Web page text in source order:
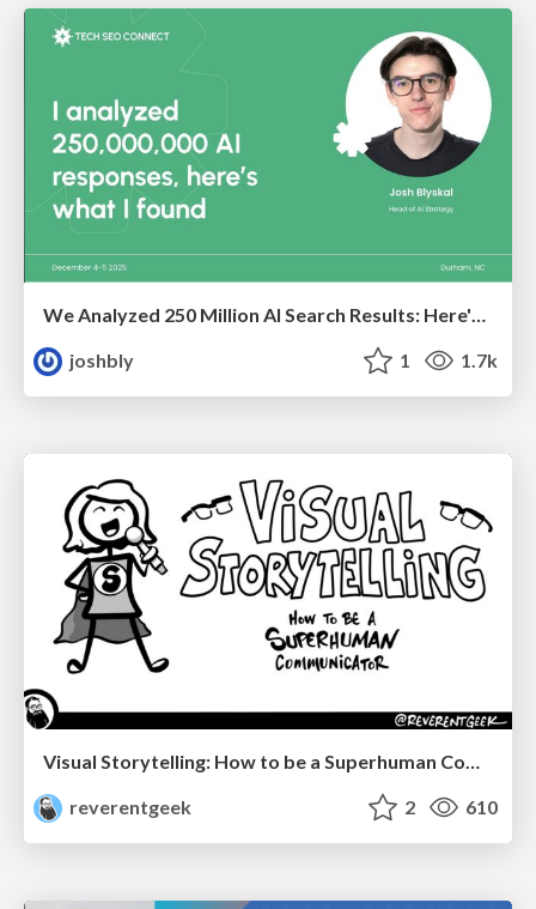
We Analyzed 250 Million AI Search Results: Here's What I Found
joshbly
1 1.7k
reverentgeek
2 610